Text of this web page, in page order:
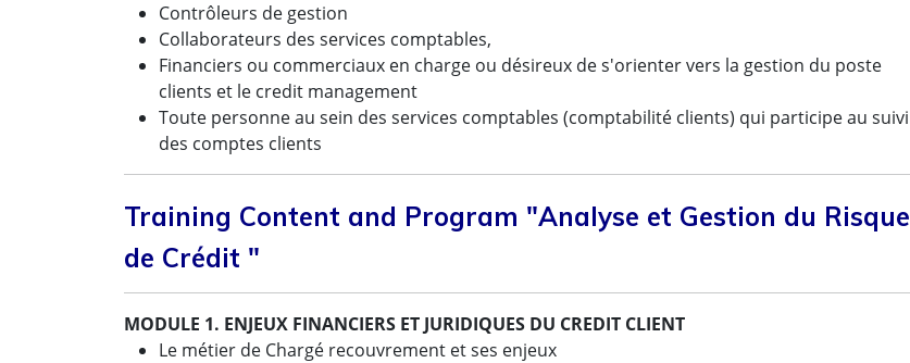
Contrôleurs de gestion
Collaborateurs des services comptables,
Financiers ou commerciaux en charge ou désireux de s'orienter vers la gestion du poste
clients et le credit management
Toute personne au sein des services comptables (comptabilité clients) qui participe au suivi
des comptes clients
Training Content and Program "Analyse et Gestion du Risque
de Crédit "
MODULE 1. ENJEUX FINANCIERS ET JURIDIQUES DU CREDIT CLIENT
Le métier de Chargé recouvrement et ses enjeux